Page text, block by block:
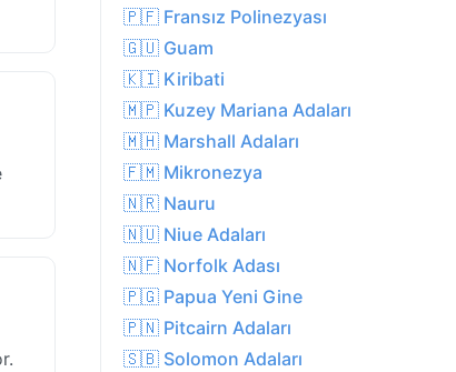
🇵🇫 Fransız Polinezyası
🇬🇺 Guam
🇰🇮 Kiribati
🇲🇵 Kuzey Mariana Adaları
🇲🇭 Marshall Adaları
🇫🇲 Mikronezya
🇳🇷 Nauru
🇳🇺 Niue Adaları
🇳🇫 Norfolk Adası
🇵🇬 Papua Yeni Gine
🇵🇳 Pitcairn Adaları
🇸🇧 Solomon Adaları